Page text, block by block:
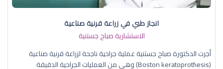
انجاز طبي في زراعة قرنية صناعية
الاستشارية صباح جستنية
أجرت الدكتورة صباح جستنية عملية جراحية ناجحة لزراعة قرنية صناعية
(Boston keratoprothesis) وهي من العمليات الجراحية الدقيقة